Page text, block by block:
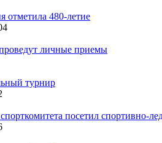
отметила 480-летие
личные приемы
турнир
посетил спортивно-